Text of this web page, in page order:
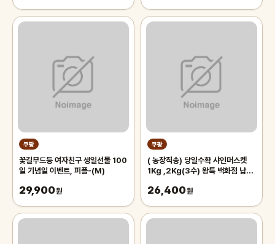
쿠팡
꽃길무드등 여자친구 생일선물 100
일 기념일 이벤트, 퍼플-(M)
29,900원
쿠팡
( 농장직송) 당일수확 샤인머스켓
1Kg ,2Kg(3수) 왕특 백화점 납품
26,400원